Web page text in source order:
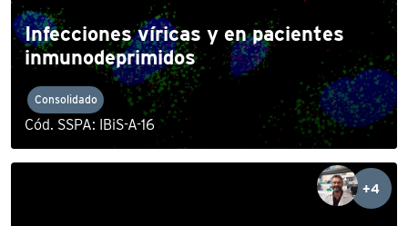
Infecciones víricas y en pacientes
inmunodeprimidos
Consolidado
Cód. SSPA: IBiS-A-16
+4